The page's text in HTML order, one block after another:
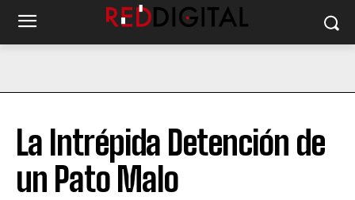
La Intrépida Detención de
un Pato Malo